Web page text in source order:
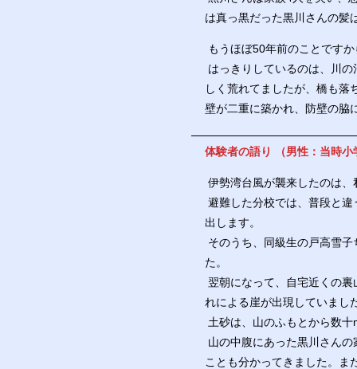
は真っ黒だった黒川さんの髪
もうほぼ50年前のことです
はっきりしているのは、川
しく荒れてましたが、橋も落
壁が二重に築かれ、防壁の脇
体験者の語り （男性：当時小
伊勢湾台風が襲来したのは
避難した分校では、普段と
出します。
そのうち、同級生の戸高雪
た。
翌朝になって、自宅近くの
れによる崖が出現していまし
土砂は、山のふもとから数
山の中腹にあった黒川さん
ことも分かってきました。ま